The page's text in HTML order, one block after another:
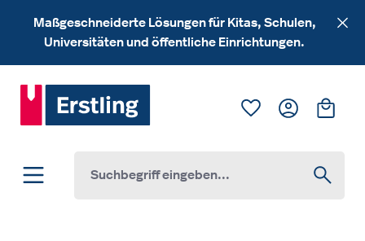
Zum Hauptinhalt springen
Maßgeschneiderte Lösungen für Kitas, Schulen,
Universitäten und öffentliche Einrichtungen.
Du hast 0